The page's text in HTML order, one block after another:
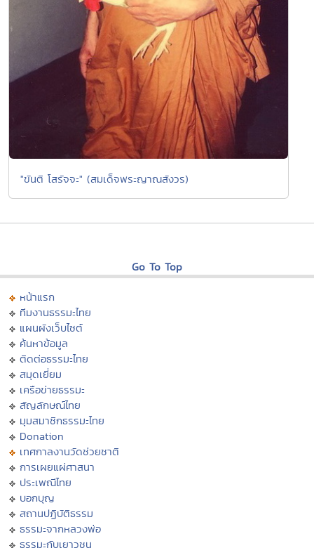
"ขันติ โสรัจจะ" (สมเด็จพระญาณสังวร)
Go To Top
หน้าแรก
ทีมงานธรรมะไทย
แผนผังเว็บไซต์
ค้นหาข้อมูล
ติดต่อธรรมะไทย
สมุดเยี่ยม
เครือข่ายธรรมะ
สัญลักษณ์ไทย
มุมสมาชิกธรรมะไทย
Donation
เทศกาลงานวัดช่วยชาติ
การเผยแผ่ศาสนา
ประเพณีไทย
บอกบุญ
สถานปฏิบัติธรรม
ธรรมะจากหลวงพ่อ
ธรรมะกับเยาวชน